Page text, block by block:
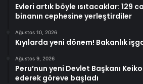
Evleri artık böyle ısıtacaklar: 129
binanın cephesine yerleştirdiler
Ağustos 10, 2026
Kıyılarda yeni dönem! Bakanlık
Ağustos 9, 2026
Peru’nun yeni Devlet Başkanı
ederek göreve başladı